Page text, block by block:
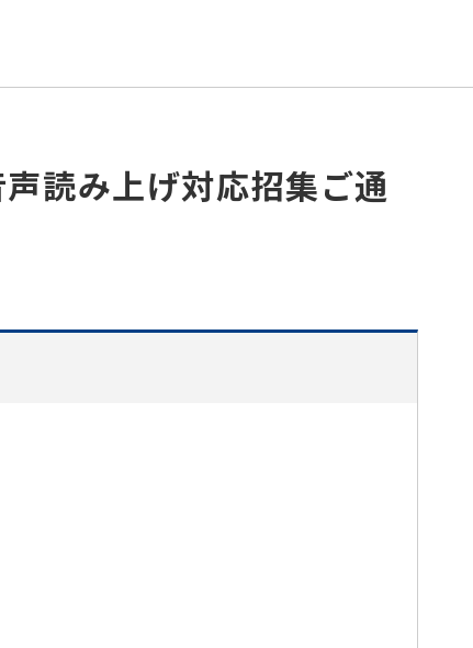
声読み上げ対応招集ご通